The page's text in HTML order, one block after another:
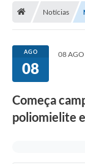
Notícias
AGO
08
08
Começa
poliomielite